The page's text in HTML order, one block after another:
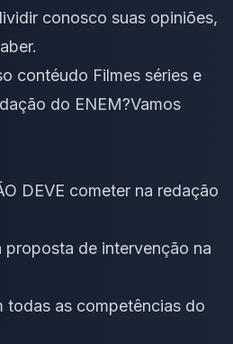
conosco suas opiniões,
contéudo Filmes séries e
do ENEM?Vamos
DEVE cometer na redação
de intervenção na
todas as competências do